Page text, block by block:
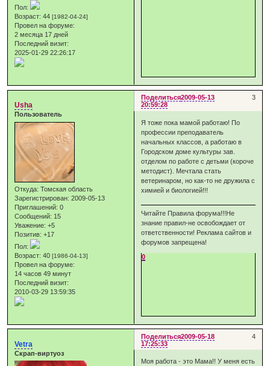
Пол:
Возраст: 44[1982-04-24]
Провел на форуме:
2 месяца 17 дней
Последний визит:
2025-01-29 22:26:17
Поделиться 3
2009-05-13
20:59:28
Usha
Пользователь
Откуда: Томская область
Зарегистрирован: 2009-05-13
Приглашений: 0
Сообщений: 15
Уважение: +5
Позитив: +17
Пол:
Возраст: 40[1986-04-13]
Провел на форуме:
14 часов 49 минут
Последний визит:
2010-03-29 13:59:35
Я тоже пока мамой работаю! По
профессии преподаватель
начальных классов, а работаю в
Городском доме культуры зав.
отделом по работе с детьми (короче
методист). Мечтала стать
ветеринаром, но как-то не дружила с
химией и биологией!!!
Читайте Правила форума!!!Не
знание правил-не освобождает от
ответственности! Реклама сайтов и
форумов запрещена!
0
Поделиться 4
2009-05-18
17:25:33
Vetra
Скрап-виртуоз
Моя работа - это Мама!! У меня есть